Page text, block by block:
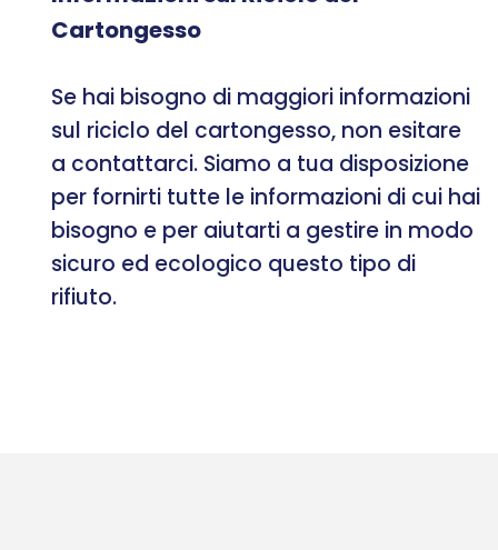
Cartongesso
Se hai bisogno di maggiori informazioni
sul riciclo del cartongesso, non esitare
a contattarci. Siamo a tua disposizione
per fornirti tutte le informazioni di cui hai
bisogno e per aiutarti a gestire in modo
sicuro ed ecologico questo tipo di
rifiuto.